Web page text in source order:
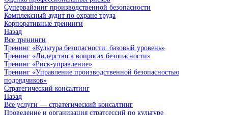
Супервайзинг производственной безопасности
Комплексный аудит по охране труда
Корпоративные тренинги
Назад
Все тренинги
Тренинг «Культура безопасности: базовый уровень»
Тренинг «Лидерство в вопросах безопасности»
Тренинг «Риск-управление»
Тренинг «Управление производственной безопасностью
подрядчиков»
Стратегический консалтинг
Назад
Все услуги — стратегический консалтинг
Проведение и организация стратсессий по культуре